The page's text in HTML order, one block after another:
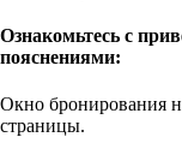
Ознакомьтесь с
пояснениями:
Окно бронирования
страницы.